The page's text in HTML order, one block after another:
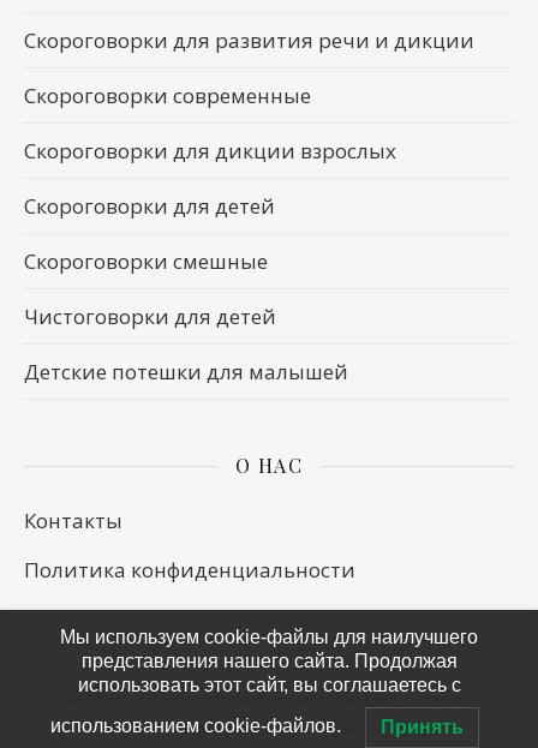
Скороговорки для развития речи и дикции
Скороговорки современные
Скороговорки для дикции взрослых
Скороговорки для детей
Скороговорки смешные
Чистоговорки для детей
Детские потешки для малышей
О НАС
Контакты
Политика конфиденциальности
© 2010 – 2026.Скороговорки, чистоговорки, потешки
тема Ashe отWP Royal
Мы используем cookie-файлы для наилучшего
представления нашего сайта. Продолжая
использовать этот сайт, вы соглашаетесь с
использованием cookie-файлов. Принять